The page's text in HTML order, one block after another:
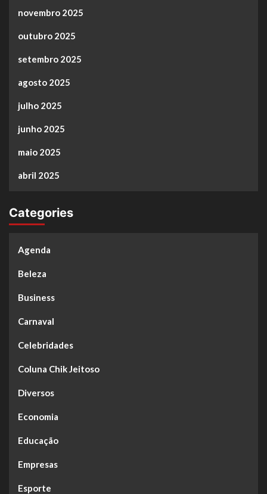
novembro 2025
outubro 2025
setembro 2025
agosto 2025
julho 2025
junho 2025
maio 2025
abril 2025
Categories
Agenda
Beleza
Business
Carnaval
Celebridades
Coluna Chik Jeitoso
Diversos
Economia
Educação
Empresas
Esporte